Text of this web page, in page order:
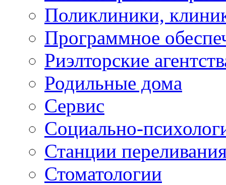
Поликлиники,
Программное
Риэлторские
Родильные дома
Сервис
Социально-
Станции
Стоматологии